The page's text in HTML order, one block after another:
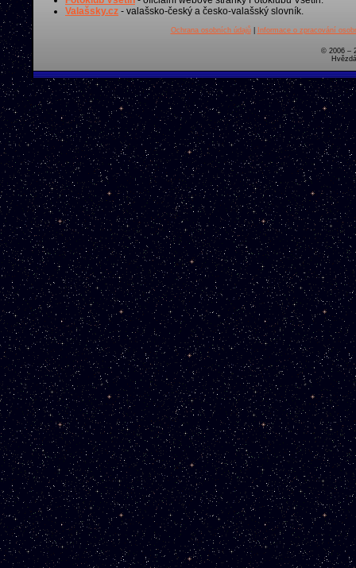
Valašsky.cz - valašsko-český a česko-valašský slovník.
Ochrana osobních údajů| Informace o zpracování
© 2006 –